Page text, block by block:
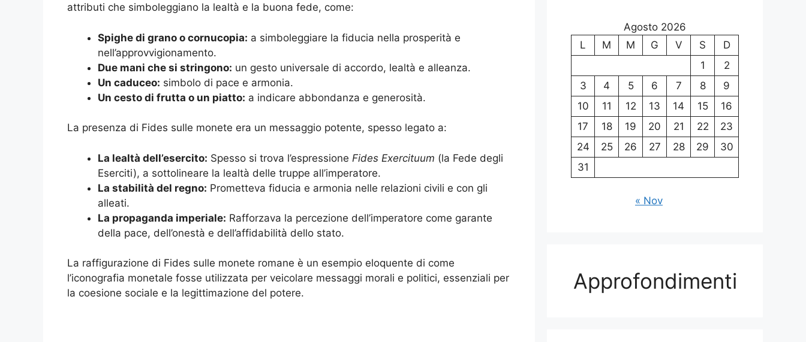
attributi che simboleggiano la lealtà e la buona fede, come:
Spighe di grano o cornucopia: a simboleggiare la fiducia nella prosperità e
nell’approvvigionamento.
Due mani che si stringono: un gesto universale di accordo, lealtà e alleanza.
Un caduceo: simbolo di pace e armonia.
Un cesto di frutta o un piatto: a indicare abbondanza e generosità.
La presenza di Fides sulle monete era un messaggio potente, spesso legato a:
La lealtà dell’esercito: Spesso si trova l’espressione Fides Exercituum (la Fede degli
Eserciti), a sottolineare la lealtà delle truppe all’imperatore.
La stabilità del regno: Prometteva fiducia e armonia nelle relazioni civili e con gli
alleati.
La propaganda imperiale: Rafforzava la percezione dell’imperatore come garante
della pace, dell’onestà e dell’affidabilità dello stato.
La raffigurazione di Fides sulle monete romane è un esempio eloquente di come
l’iconografia monetale fosse utilizzata per veicolare messaggi morali e politici, essenziali per
la coesione sociale e la legittimazione del potere.
Agosto 2026
L
M M G V S
D
1
2
3
4 5 6 7 8
9
10
11 12 13 14 15
16
17
18 19 20 21 22
23
24
25 26 27 28 29
30
31
« Nov
Approfondimenti